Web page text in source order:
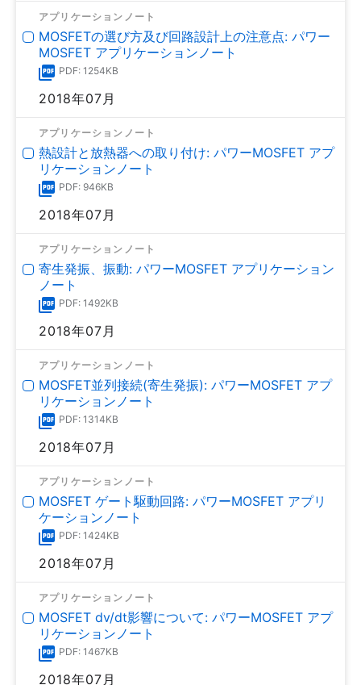
アプリケーションノート
MOSFETの選び方及び回路設計上の注意点: パワー
MOSFET アプリケーションノート
PDF: 1254KB
2018年07月
アプリケーションノート
熱設計と放熱器への取り付け: パワーMOSFET アプ
リケーションノート
PDF: 946KB
2018年07月
アプリケーションノート
寄生発振、振動: パワーMOSFET アプリケーション
ノート
PDF: 1492KB
2018年07月
アプリケーションノート
MOSFET並列接続(寄生発振): パワーMOSFET アプ
リケーションノート
PDF: 1314KB
2018年07月
アプリケーションノート
MOSFET ゲート駆動回路: パワーMOSFET アプリ
ケーションノート
PDF: 1424KB
2018年07月
アプリケーションノート
MOSFET dv/dt影響について: パワーMOSFET アプ
リケーションノート
PDF: 1467KB
2018年07月